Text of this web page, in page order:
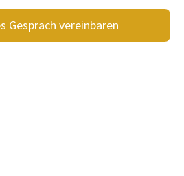
Gespräch vereinbaren